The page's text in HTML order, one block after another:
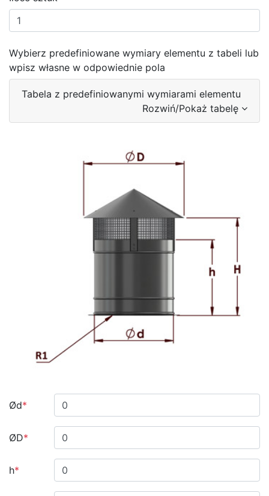
Wybierz predefiniowane wymiary elementu z tabeli lub
wpisz własne w odpowiednie pola
Tabela z predefiniowanymi wymiarami elementu
Rozwiń/Pokaż tabelę
Ød*
ØD*
h*